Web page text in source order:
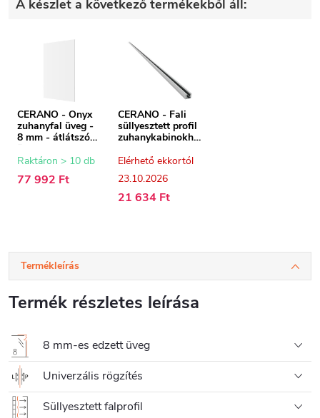
A készlet a következő termékekből áll:
CERANO - Onyx
zuhanyfal üveg -
8 mm - átlátszó
cm
Raktáron > 10 db
77 992 Ft
CERANO - Fali
süllyesztett profil
zuhanykabinokho
süllyesztett -
Elérhető ekkortól
23.10.2026
21 634 Ft
Termékleírás
Termék részletes leírása
8 mm-es edzett üveg
Univerzális rögzítés
Süllyesztett falprofil